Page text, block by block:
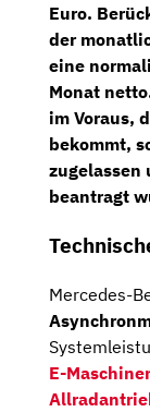
Euro.
der
eine
Monat netto
im Voraus,
bekommt,
zugelassen
beantragt
Mercedes-
E-